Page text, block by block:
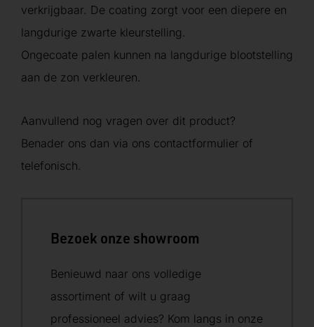
verkrijgbaar. De coating zorgt voor een diepere en
langdurige zwarte kleurstelling.
Ongecoate palen kunnen na langdurige blootstelling
aan de zon verkleuren.
Aanvullend nog vragen over dit product?
Benader ons dan via ons contactformulier of
telefonisch.
Bezoek onze showroom
Benieuwd naar ons volledige
assortiment of wilt u graag
professioneel advies? Kom langs in onze